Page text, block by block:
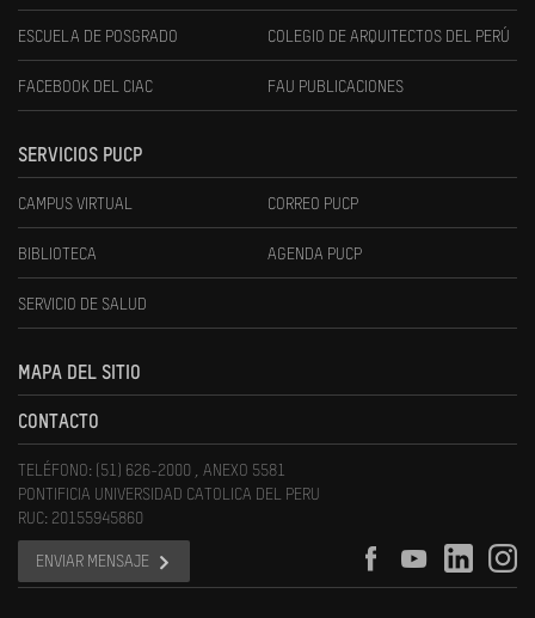
ESCUELA DE POSGRADO COLEGIO DE ARQUITECTOS DEL PERÚ
FACEBOOK DEL CIAC FAU PUBLICACIONES
SERVICIOS PUCP
CAMPUS VIRTUAL CORREO PUCP
BIBLIOTECA AGENDA PUCP
SERVICIO DE SALUD
MAPA DEL SITIO
CONTACTO
TELÉFONO: (51) 626-2000 , ANEXO 5581
PONTIFICIA UNIVERSIDAD CATOLICA DEL PERU
RUC: 20155945860
ENVIAR MENSAJE